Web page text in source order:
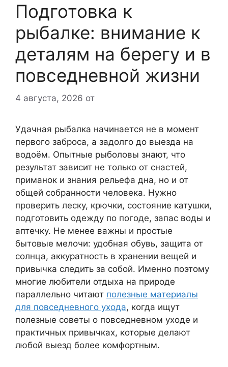
Подготовка к
рыбалке: внимание к
деталям на берегу и в
повседневной жизни
4 августа, 2026 от
Удачная рыбалка начинается не в момент
первого заброса, а задолго до выезда на
водоём. Опытные рыболовы знают, что
результат зависит не только от снастей,
приманок и знания рельефа дна, но и от
общей собранности человека. Нужно
проверить леску, крючки, состояние катушки,
подготовить одежду по погоде, запас воды и
аптечку. Не менее важны и простые
бытовые мелочи: удобная обувь, защита от
солнца, аккуратность в хранении вещей и
привычка следить за собой. Именно поэтому
многие любители отдыха на природе
параллельно читают полезные материалы
для повседневного ухода, когда ищут
полезные советы о повседневном уходе и
практичных привычках, которые делают
любой выезд более комфортным.